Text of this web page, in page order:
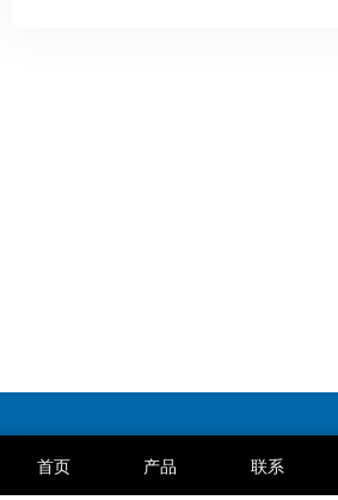
首页 产品 联系